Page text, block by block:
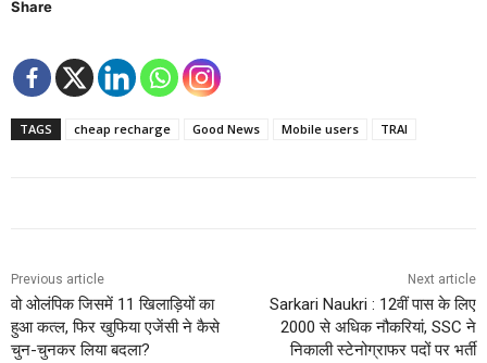
Share
TAGS cheap recharge Good News Mobile users TRAI
Previous article
वो ओलंपिक जिसमें 11 खिलाड़ियों का
हुआ कत्ल, फिर खुफिया एजेंसी ने कैसे
चुन-चुनकर लिया बदला?
Next article
Sarkari Naukri : 12वीं पास के लिए
2000 से अधिक नौकरियां, SSC ने
निकाली स्टेनोग्राफर पदों पर भर्ती